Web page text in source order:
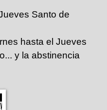
Santo de
hasta el Jueves
y la abstinencia